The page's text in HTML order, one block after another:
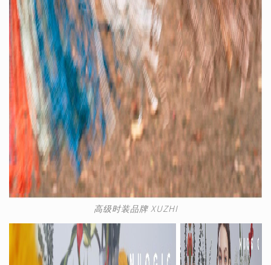
高级时装品牌 XUZHI